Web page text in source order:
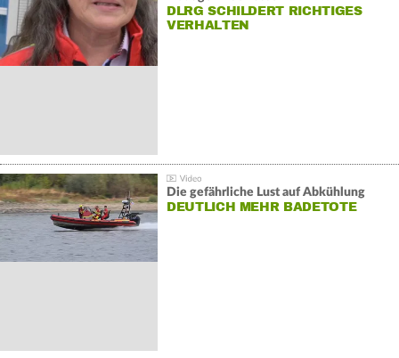
DLRG SCHILDERT RICHTIGES
VERHALTEN
Die gefährliche Lust auf Abkühlung
DEUTLICH MEHR BADETOTE